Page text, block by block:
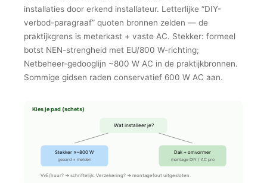
installaties door erkend installateur. Letterlijke “DIY-
verbod-paragraaf” quoten bronnen zelden — de
praktijkgrens is meterkast + vaste AC. Stekker: formeel
botst NEN-strengheid met EU/800 W-richting;
Netbeheer-gedooglijn ~800 W AC in de praktijkbronnen.
Sommige gidsen raden conservatief 600 W AC aan.
Kies je pad (schets)
Wat installeer je?
Stekker ≤~800 W
geaard + melden
Dak + omvormer
montage DIY / AC pro
VvE/huur? → schriftelijk. Verzekering? → montagefout uitgesloten.